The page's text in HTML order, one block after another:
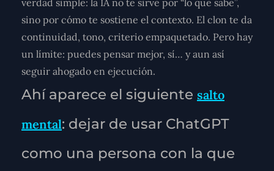
sino por cómo te sostiene el contexto. El clon te da
continuidad, tono, criterio empaquetado. Pero hay
un límite: puedes pensar mejor, sí… y aun así
seguir ahogado en ejecución.
Ahí aparece el siguiente salto
mental: dejar de usar ChatGPT
como una persona con la que